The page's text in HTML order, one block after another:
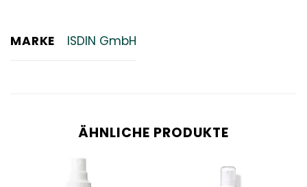
MARKE ISDIN GmbH
ÄHNLICHE PRODUKTE